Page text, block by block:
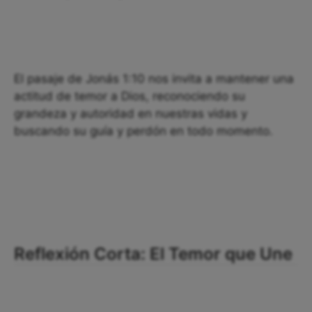
El pasaje de Jonás 1:10 nos invita a mantener una
actitud de temor a Dios, reconociendo su
grandeza y autoridad en nuestras vidas y
buscando su guía y perdón en todo momento.
Reflexión Corta: El Temor que Une